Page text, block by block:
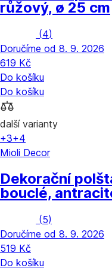
růžový, ø 25 cm
(4)
Doručíme od 8. 9. 2026
619 Kč
Do košíku
Do košíku
další varianty
+3+4
Mioli Decor
Dekorační
bouclé,
(5)
Doručíme od 8. 9. 2026
519 Kč
Do košíku